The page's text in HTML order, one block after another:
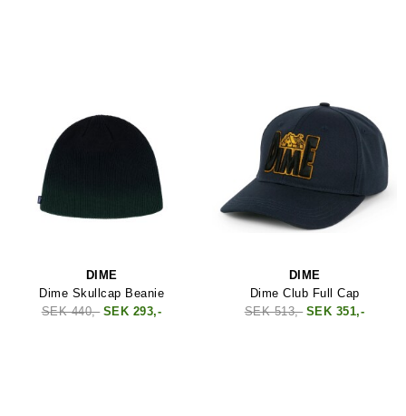
DIME
Dime Skullcap Beanie
SEK 440,- SEK 293,-
DIME
Dime Club Full Cap
SEK 513,- SEK 351,-